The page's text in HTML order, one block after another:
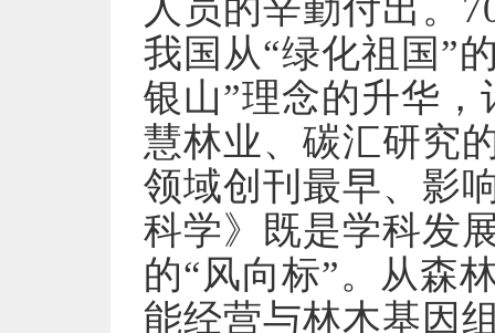
人员的辛勤付出。
我国从“绿化祖国”
银山”理念的升华
慧林业、碳汇研究
领域创刊最早、影
科学》既是学科发
的“风向标”。从森
能经营与林木基因